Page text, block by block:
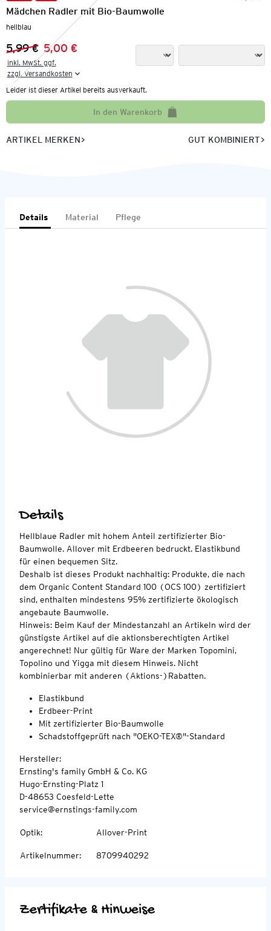
Mädchen Radler mit Bio-Baumwolle
hellblau
Vorheriger Preis:
5,99 €
Neuer Preis:
5,00 €
inkl. MwSt. ggf.
zzgl. Versandkosten
Leider ist dieser Artikel bereits ausverkauft.
In den Warenkorb
ARTIKEL MERKEN GUT KOMBINIERT
Details Material Pflege
Details
Hellblaue Radler mit hohem Anteil zertifizierter Bio-
Baumwolle. Allover mit Erdbeeren bedruckt. Elastikbund
für einen bequemen Sitz.
Deshalb ist dieses Produkt nachhaltig: Produkte, die nach
dem Organic Content Standard 100 (OCS 100) zertifiziert
sind, enthalten mindestens 95% zertifizierte ökologisch
angebaute Baumwolle.
Hinweis: Beim Kauf der Mindestanzahl an Artikeln wird der
günstigste Artikel auf die aktionsberechtigten Artikel
angerechnet! Nur gültig für Ware der Marken Topomini,
Topolino und Yigga mit diesem Hinweis. Nicht
kombinierbar mit anderen (Aktions-)Rabatten.
Elastikbund
Erdbeer-Print
Mit zertifizierter Bio-Baumwolle
Schadstoffgeprüft nach "OEKO-TEX®"-Standard
Hersteller:
Ernsting's family GmbH & Co. KG
Hugo-Ernsting-Platz 1
D-48653 Coesfeld-Lette
service@ernstings-family.com
Optik: Allover-Print
Artikelnummer: 8709940292
Zertifikate & Hinweise